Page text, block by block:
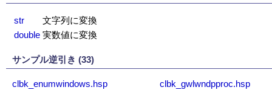
str
文字列に変換
double 実数値に変換
サンプル逆引き (33)
clbk_enumwindows.hsp
clbk_gwlwndpproc.hsp